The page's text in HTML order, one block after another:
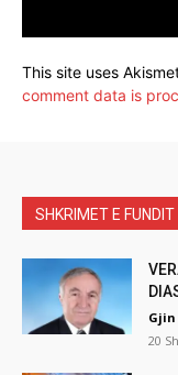
This site uses
comment data is
SHKRIMET E FUNDIT
Gjin
20